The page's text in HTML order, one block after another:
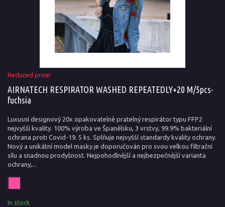
Reduced price!
AIRNATECH RESPIRATOR WASHED REPEATEDLY+20 M/5pcs-
fuchsia
Luxusní designový 20x opakovatelně pratelný respirátor typu FFP2
nejvyšší kvality. 100% výroba ve Španělsku, 3 vrstvy, 99.9% bakteriální
ochrana proti Covid-19. 5 ks. Splňuje nejvyšší standardy kvality ochrany.
Nový a unikátní model masky je doporučován pro svou velkou filtrační
sílu a snadnou prodyšnost. Nejpohodlnější a nejbezpečnější varianta
ochrany,...
In stock